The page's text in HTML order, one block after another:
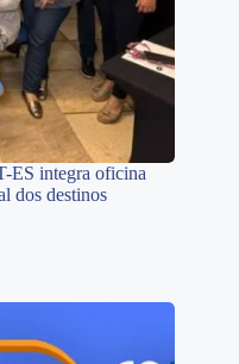
ES integra oficina
dos destinos